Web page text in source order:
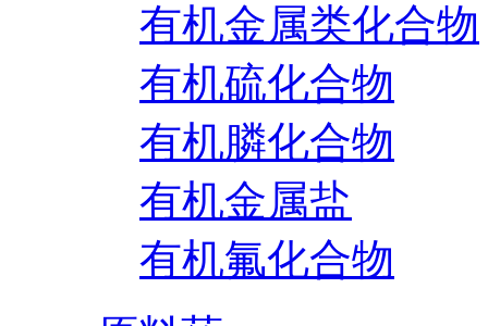
有机金属类化合物
有机硫化合物
有机膦化合物
有机金属盐
有机氟化合物